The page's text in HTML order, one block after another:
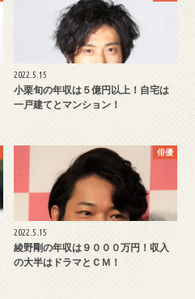
2022.5.15
小栗旬の年収は５億円以上！自宅は
一戸建てとマンション！
俳優
2022.5.15
綾野剛の年収は９０００万円！収入
の大半はドラマとＣＭ！